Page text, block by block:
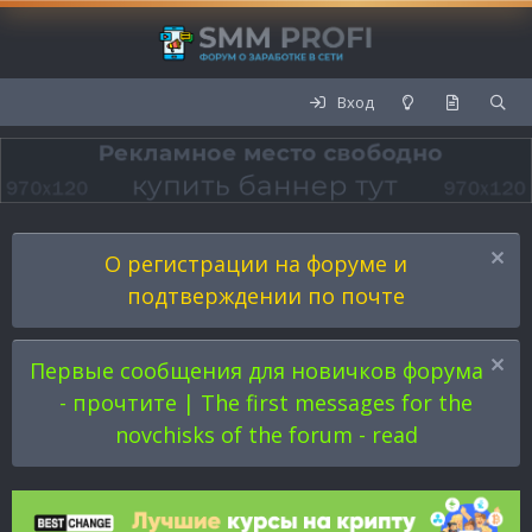
Вход
О регистрации на форуме и
подтверждении по почте
Первые сообщения для новичков форума
- прочтите | The first messages for the
novchisks of the forum - read